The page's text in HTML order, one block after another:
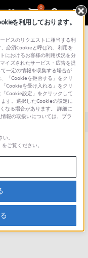
0
PCV シリーズ
Q&A
る重要なお知らせ
知らせ
を利用しております。
ビスのリクエストに相当する利
必須Cookieと呼ばれ、利用を
におけるお客様の利用状況を分
イズされたサービス・広告を提
一定の情報を収集する場合が
「Cookieを拒否する」をクリ
Cookieを受け入れる」をクリ
Cookie設定」をクリックして
す。選択したCookieの設定に
なる場合があります。 詳細に
報の取扱いについては、プラ
。
をご覧ください。